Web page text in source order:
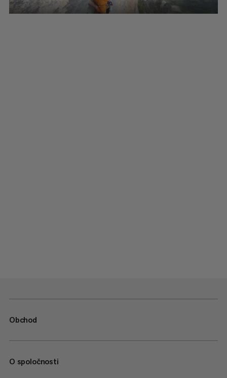
Obchod
O spoločnosti